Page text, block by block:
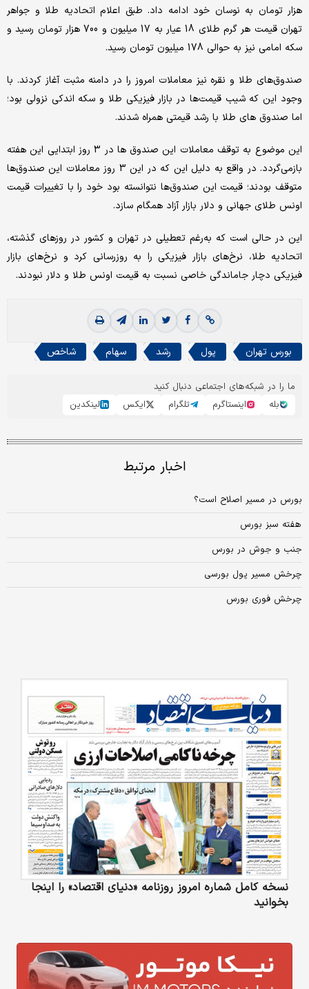
هزار تومان به نوسان خود ادامه داد. طبق اعلام اتحادیه طلا و جواهر
تهران قیمت هر گرم طلای 18 عیار به 17 میلیون و 700 هزار تومان رسید و
سکه امامی نیز به حوالی 178 میلیون تومان رسید.
صندوق‌های طلا و نقره نیز معاملات امروز را در دامنه مثبت آغاز کردند. با
وجود این که شیب قیمت‌ها در بازار فیزیکی طلا و سکه اندکی نزولی بود؛
اما صندوق ‌های طلا با رشد قیمتی همراه شدند.
این موضوع به توقف معاملات این صندوق ها در 3 روز ابتدایی این هفته
بازمی‌گردد. در واقع به دلیل این که در این 3 روز معاملات این صندوق‌ها
متوقف بودند؛ قیمت این صندوق‌ها نتوانسته بود خود را با تغییرات قیمت
اونس طلای جهانی و دلار بازار آزاد همگام سازد.
این در حالی است که به‌رغم تعطیلی در تهران و کشور در روزهای گذشته،
اتحادیه طلا، نرخ‌های بازار فیزیکی را به روزرسانی کرد و نرخ‌های بازار
فیزیکی دچار جاماندگی خاصی نسبت به قیمت اونس طلا و دلار نبودند.
بورس تهران پول رشد سهام شاخص
ما را در شبکه‌های اجتماعی دنبال کنید
بله
اینستاگرم تلگرام ایکس لینکدین
اخبار مرتبط
بورس در مسیر اصلاح است؟
هفته سبز بورس
جنب و جوش در بورس
چرخش مسیر پول بورسی
چرخش فوری بورس
نسخه کامل شماره امروز روزنامه «دنیای‌ اقتصاد» را اینجا
بخوانید